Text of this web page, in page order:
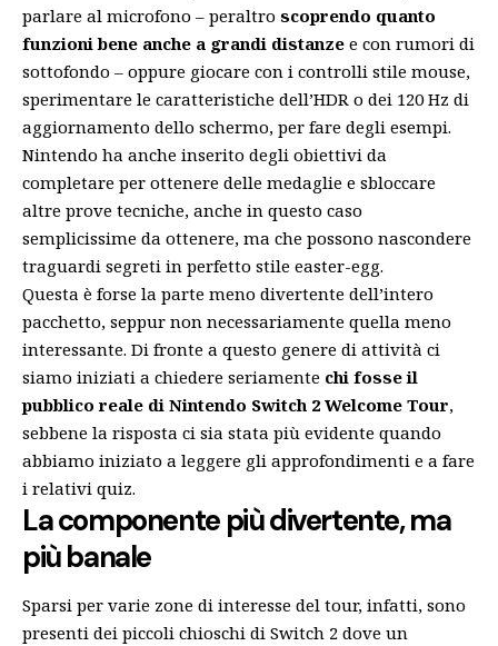
parlare al microfono – peraltro scoprendo quanto
funzioni bene anche a grandi distanze e con rumori di
sottofondo – oppure giocare con i controlli stile mouse,
sperimentare le caratteristiche dell’HDR o dei 120 Hz di
aggiornamento dello schermo, per fare degli esempi.
Nintendo ha anche inserito degli obiettivi da
completare per ottenere delle medaglie e sbloccare
altre prove tecniche, anche in questo caso
semplicissime da ottenere, ma che possono nascondere
traguardi segreti in perfetto stile easter-egg.
Questa è forse la parte meno divertente dell’intero
pacchetto, seppur non necessariamente quella meno
interessante. Di fronte a questo genere di attività ci
siamo iniziati a chiedere seriamente chi fosse il
pubblico reale di Nintendo Switch 2 Welcome Tour,
sebbene la risposta ci sia stata più evidente quando
abbiamo iniziato a leggere gli approfondimenti e a fare
i relativi quiz.
La componente più divertente, ma
più banale
Sparsi per varie zone di interesse del tour, infatti, sono
presenti dei piccoli chioschi di Switch 2 dove un